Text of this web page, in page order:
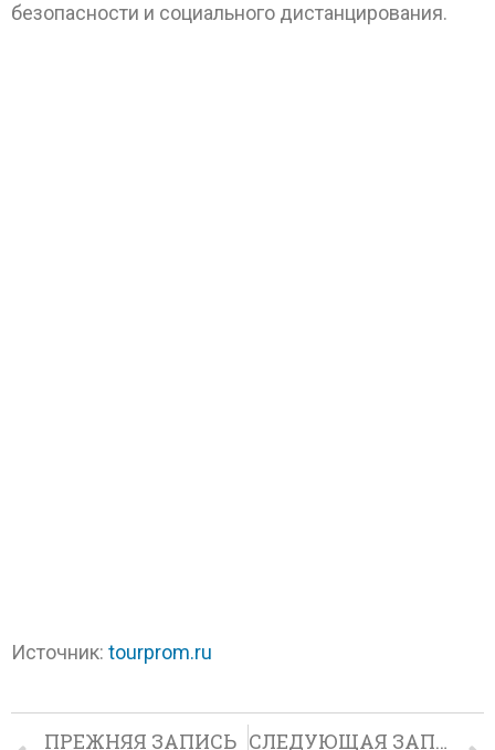
безопасности и социального дистанцирования.
Источник: tourprom.ru
ПРЕЖНЯЯ ЗАПИСЬ СЛЕДУЮЩАЯ ЗАПИСЬ